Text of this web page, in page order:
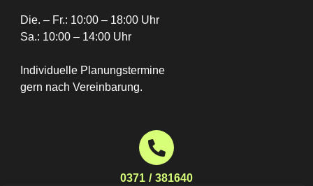
Die. – Fr.: 10:00 – 18:00 Uhr
Sa.: 10:00 – 14:00 Uhr
Individuelle Planungstermine
gern nach Vereinbarung.
0371 / 381640